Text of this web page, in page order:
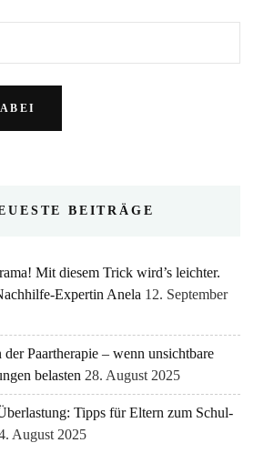
BEITRÄGE
Mit diesem Trick wird’s leichter.
Expertin Anela 12. September
Paartherapie – wenn unsichtbare
belasten 28. August 2025
Tipps für Eltern zum Schul-
August 2025